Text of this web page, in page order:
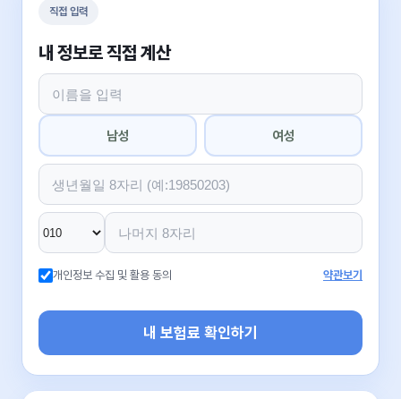
직접 입력
내 정보로 직접 계산
남성 여성
개인정보 수집 및 활용 동의 약관보기
내 보험료 확인하기